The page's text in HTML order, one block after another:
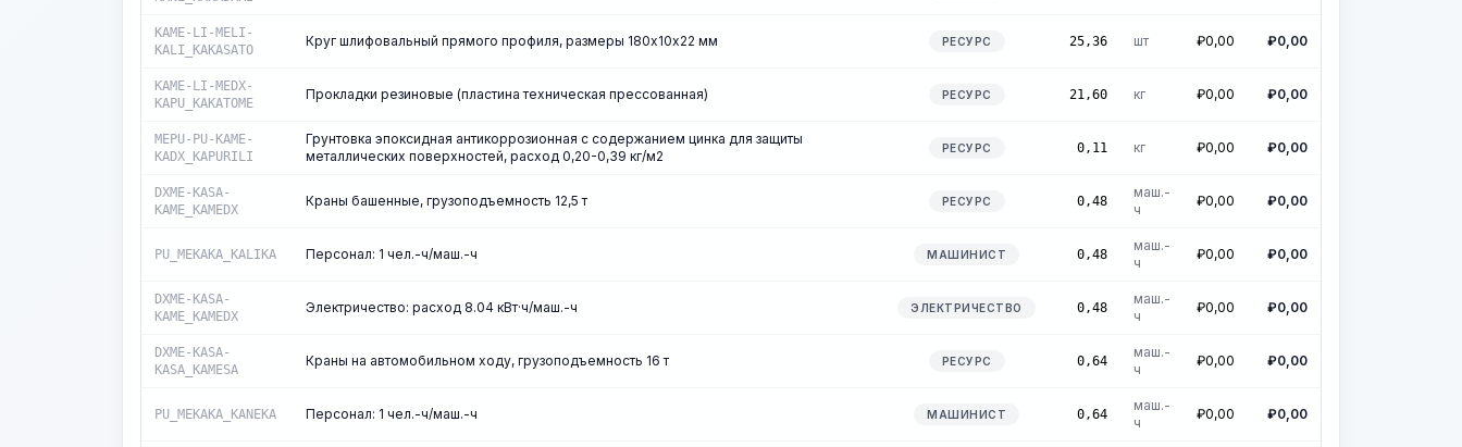
KAME-LI-MELI-
KALI_KAKASATO
Круг шлифовальный прямого профиля, размеры 180х10х22 мм РЕСУРС 25,36 шт ₽0,00 ₽0,00
KAME-LI-MEDX-
KAPU_KAKATOME
Прокладки резиновые (пластина техническая прессованная) РЕСУРС 21,60 кг ₽0,00 ₽0,00
MEPU-PU-KAME-
KADX_KAPURILI
Грунтовка эпоксидная антикоррозионная с содержанием цинка для защиты
металлических поверхностей, расход 0,20-0,39 кг/м2
РЕСУРС 0,11 кг ₽0,00 ₽0,00
DXME-KASA-
KAME_KAMEDX
Краны башенные, грузоподъемность 12,5 т РЕСУРС 0,48
маш.-
ч
₽0,00 ₽0,00
PU_MEKAKA_KALIKA Персонал: 1 чел.-ч/маш.-ч МАШИНИСТ 0,48
маш.-
ч
₽0,00 ₽0,00
DXME-KASA-
KAME_KAMEDX
Электричество: расход 8.04 кВт·ч/маш.-ч ЭЛЕКТРИЧЕСТВО 0,48
маш.-
ч
₽0,00 ₽0,00
DXME-KASA-
KASA_KAMESA
Краны на автомобильном ходу, грузоподъемность 16 т РЕСУРС 0,64
маш.-
ч
₽0,00 ₽0,00
PU_MEKAKA_KANEKA Персонал: 1 чел.-ч/маш.-ч МАШИНИСТ 0,64
маш.-
ч
₽0,00 ₽0,00